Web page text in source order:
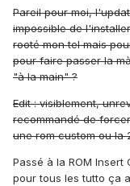
Pareil pour moi,
impossible de
rooté mon tel mais
pour faire passer la
"à la main" ?
Edit : visiblement,
recommandé de
une rom custom ou la
Passé à la ROM
pour tous les tutto ça